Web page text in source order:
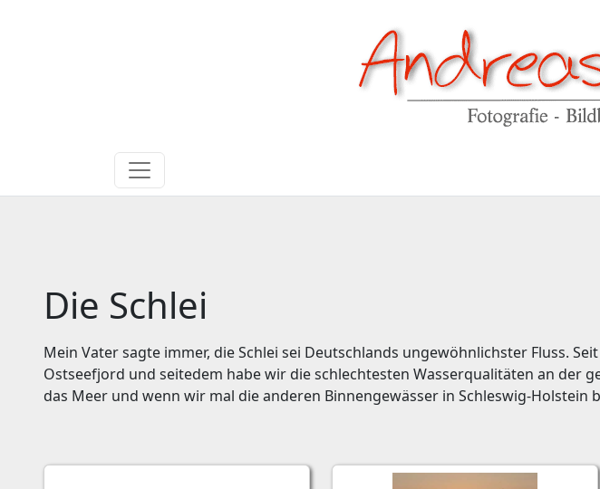
Die Schlei
Mein Vater sagte immer, die Schlei sei Deutschlands ungewöhnlichster Fluss.
Ostseefjord und seitedem habe wir die schlechtesten Wasserqualitäten an der
das Meer und wenn wir mal die anderen Binnengewässer in Schleswig-Holstein